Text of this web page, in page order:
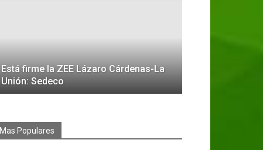
Está firme la ZEE Lázaro Cárdenas-La
Unión: Sedeco
Mas Populares